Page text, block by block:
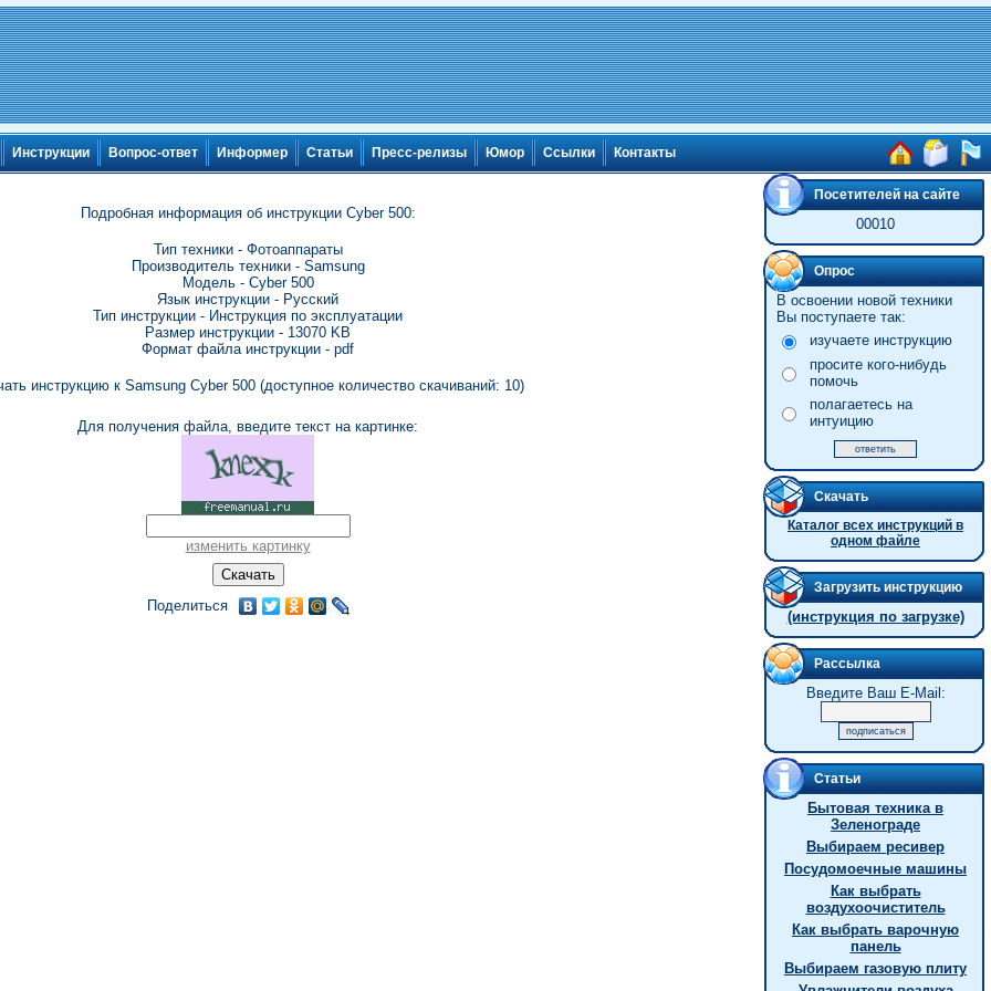
Инструкции Вопрос-ответ Информер Статьи Пресс-релизы Юмор Ссылки Контакты
Подробная информация об инструкции Cyber 500:
Тип техники - Фотоаппараты
Производитель техники - Samsung
Модель - Cyber 500
Язык инструкции - Русский
Тип инструкции - Инструкция по эксплуатации
Размер инструкции - 13070 KB
Формат файла инструкции - pdf
инструкцию к Samsung Cyber 500 (доступное количество скачиваний: 10)
Для получения файла, введите текст на картинке:
изменить картинку
Поделиться
Посетителей на сайте
00010
Опрос
В освоении новой техники
Вы поступаете так:
изучаете инструкцию
просите кого-нибудь
помочь
полагаетесь на
интуицию
Скачать
Каталог всех инструкций в
одном файле
Загрузить инструкцию
(инструкция по загрузке)
Рассылка
Введите Ваш E-Mail:
Статьи
Бытовая техника в
Зеленограде
Выбираем ресивер
Посудомоечные машины
Как выбрать
воздухоочиститель
Как выбрать варочную
панель
Выбираем газовую плиту